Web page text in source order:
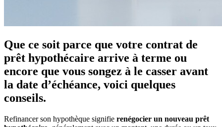
Que ce soit parce que votre contrat de
prêt hypothécaire arrive à terme ou
encore que vous songez à le casser avant
la date d’échéance, voici quelques
conseils.
Refinancer son hypothèque signifie renégocier un nouveau prêt